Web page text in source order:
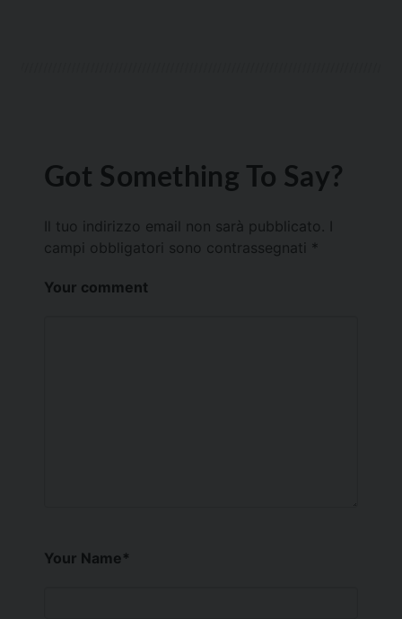
Got Something To Say?
Il tuo indirizzo email non sarà pubblicato.
campi obbligatori sono contrassegnati *
Your comment
Your Name*